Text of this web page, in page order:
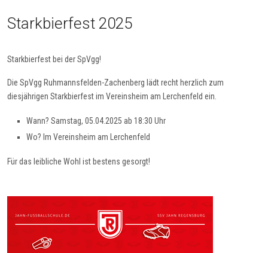
Starkbierfest 2025
Starkbierfest bei der SpVgg!
Die SpVgg Ruhmannsfelden-Zachenberg lädt recht herzlich zum
diesjährigen Starkbierfest im Vereinsheim am Lerchenfeld ein.
Wann? Samstag, 05.04.2025 ab 18:30 Uhr
Wo? Im Vereinsheim am Lerchenfeld
Für das leibliche Wohl ist bestens gesorgt!